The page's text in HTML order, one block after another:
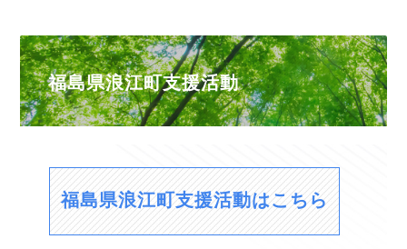
福島県浪江町支援活動
福島県浪江町支援活動はこちら